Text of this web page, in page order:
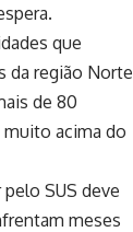
que
da região Norte
de 80
acima do
SUS deve
meses